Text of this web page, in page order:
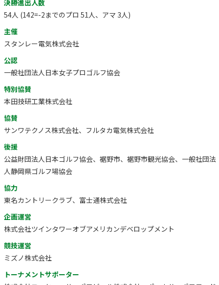
決勝進出人数
54人 (142=-2までのプロ 51人、アマ 3人)
主催
スタンレー電気株式会社
公認
一般社団法人日本女子プロゴルフ協会
特別協賛
本田技研工業株式会社
協賛
サンワテクノス株式会社、フルタカ電気株式会社
後援
公益財団法人日本ゴルフ協会、裾野市、裾野市観光協会、一般社団法
人静岡県ゴルフ場協会
協力
東名カントリークラブ、富士通株式会社
企画運営
株式会社ツインタワーオブアメリカンデベロップメント
競技運営
ミズノ株式会社
トーナメントサポーター